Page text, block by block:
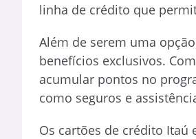
linha de crédito que
Além de serem uma
benefícios exclusivos.
acumular pontos no
como seguros e
Os cartões de crédito Itaú